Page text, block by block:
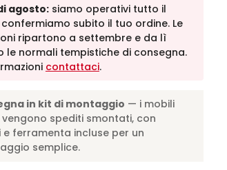
agosto:siamo operativi tutto il
confermiamo subito il tuo ordine. Le
ripartono a settembre e da lì
le normali tempistiche di consegna.
contattaci.
in kit di montaggio — i mobili
spediti smontati, con
e ferramenta incluse per un
semplice.